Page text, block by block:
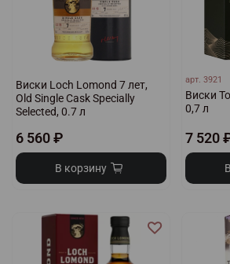
Виски Loch Lomond 7 лет,
Old Single Cask Specially
Selected, 0.7 л
6 560 ₽
В корзину
арт.3921
Виски
0,7 л
7 520